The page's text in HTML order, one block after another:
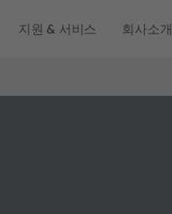
지원 & 서비스 회사소개